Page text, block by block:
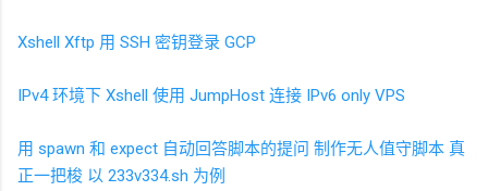
Xshell Xftp 用 SSH 密钥登录 GCP
IPv4 环境下 Xshell 使用 JumpHost 连接 IPv6 only VPS
用 spawn 和 expect 自动回答脚本的提问 制作无人值守脚本 真
正一把梭 以 233v334.sh 为例